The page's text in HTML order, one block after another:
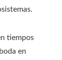
tiempos
en